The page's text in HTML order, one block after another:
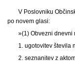
V Poslovniku
po novem glasi:
»(1) Obvezni dnevni
1. ugotovitev števila
2. seznanitev z